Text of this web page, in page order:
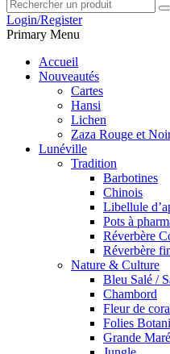
Login/Register
Primary Menu
Accueil
Nouveautés
Cartes
Hansi
Lichen
Zaza Rouge et
Lunéville
Tradition
Barbotines
Chinois
Libellule
Pots à
Réverbère
Réverbère
Nature & Culture
Bleu Salé /
Chambord
Fleur de
Folies
Grande